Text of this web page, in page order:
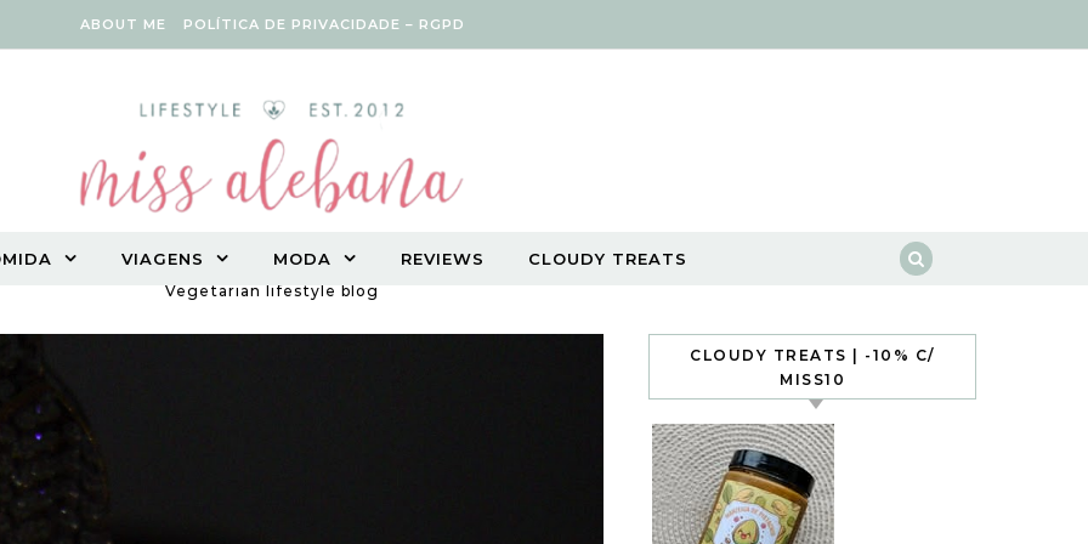
ABOUT ME POLÍTICA DE PRIVACIDADE – RGPD
Vegetarian lifestyle blog
VIAGENS MODA REVIEWS CLOUDY TREATS
CLOUDY TREATS | -10% C/
MISS10